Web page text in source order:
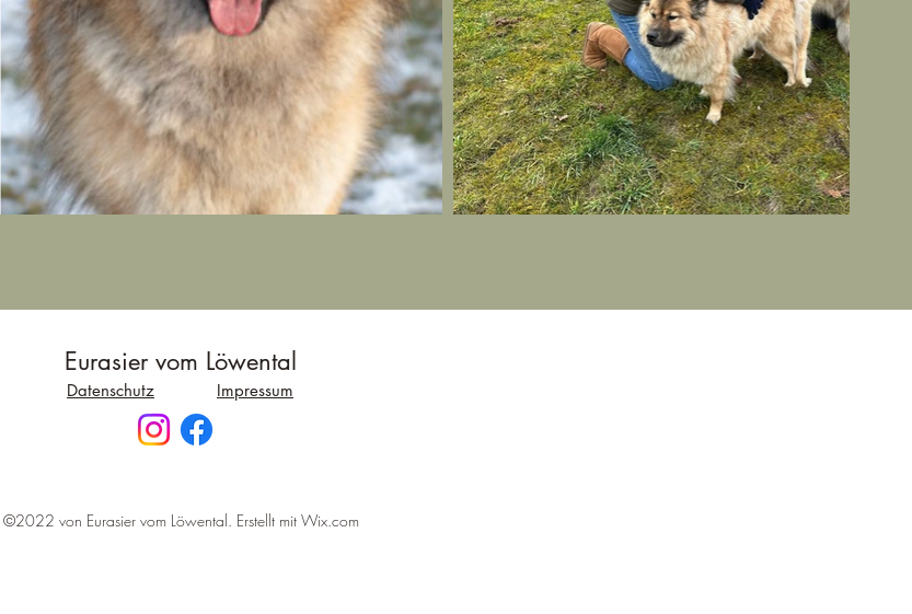
Eurasier vom Löwental
Datenschutz Impressum
©2022 von Eurasier vom Löwental. Erstellt mit Wix.com